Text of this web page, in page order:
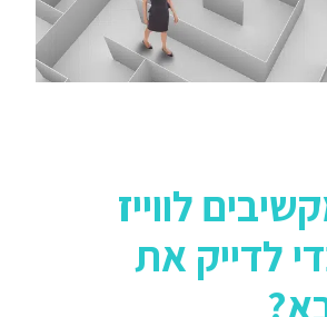
לווייז
לדייק את